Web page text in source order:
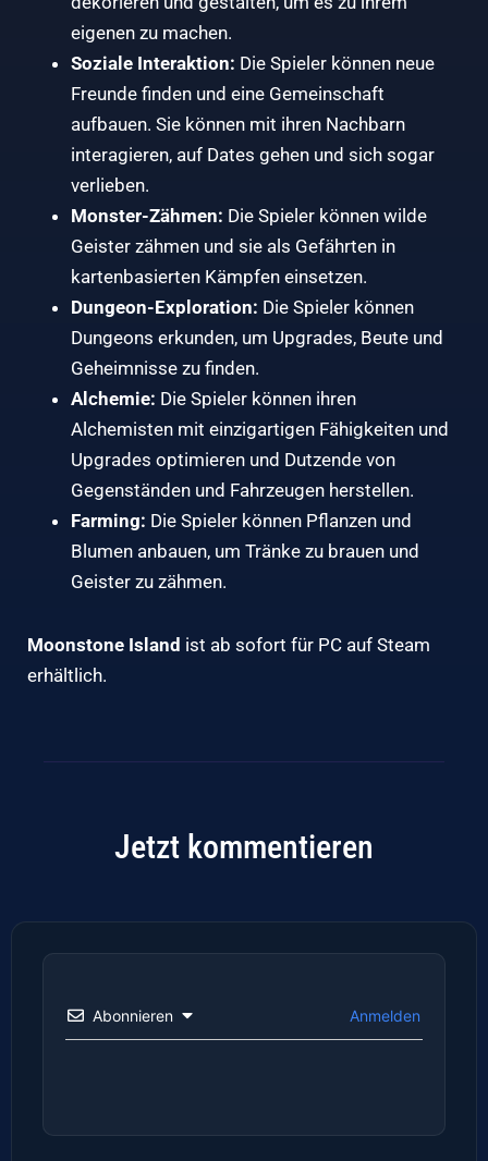
eigenen zu machen.
Soziale Interaktion: Die Spieler können neue
Freunde finden und eine Gemeinschaft
aufbauen. Sie können mit ihren Nachbarn
interagieren, auf Dates gehen und sich sogar
verlieben.
Monster-Zähmen: Die Spieler können wilde
Geister zähmen und sie als Gefährten in
kartenbasierten Kämpfen einsetzen.
Dungeon-Exploration: Die Spieler können
Dungeons erkunden, um Upgrades, Beute und
Geheimnisse zu finden.
Alchemie: Die Spieler können ihren
Alchemisten mit einzigartigen Fähigkeiten und
Upgrades optimieren und Dutzende von
Gegenständen und Fahrzeugen herstellen.
Farming: Die Spieler können Pflanzen und
Blumen anbauen, um Tränke zu brauen und
Geister zu zähmen.
Moonstone Island ist ab sofort für PC auf Steam
erhältlich.
Jetzt kommentieren
Abonnieren Anmelden